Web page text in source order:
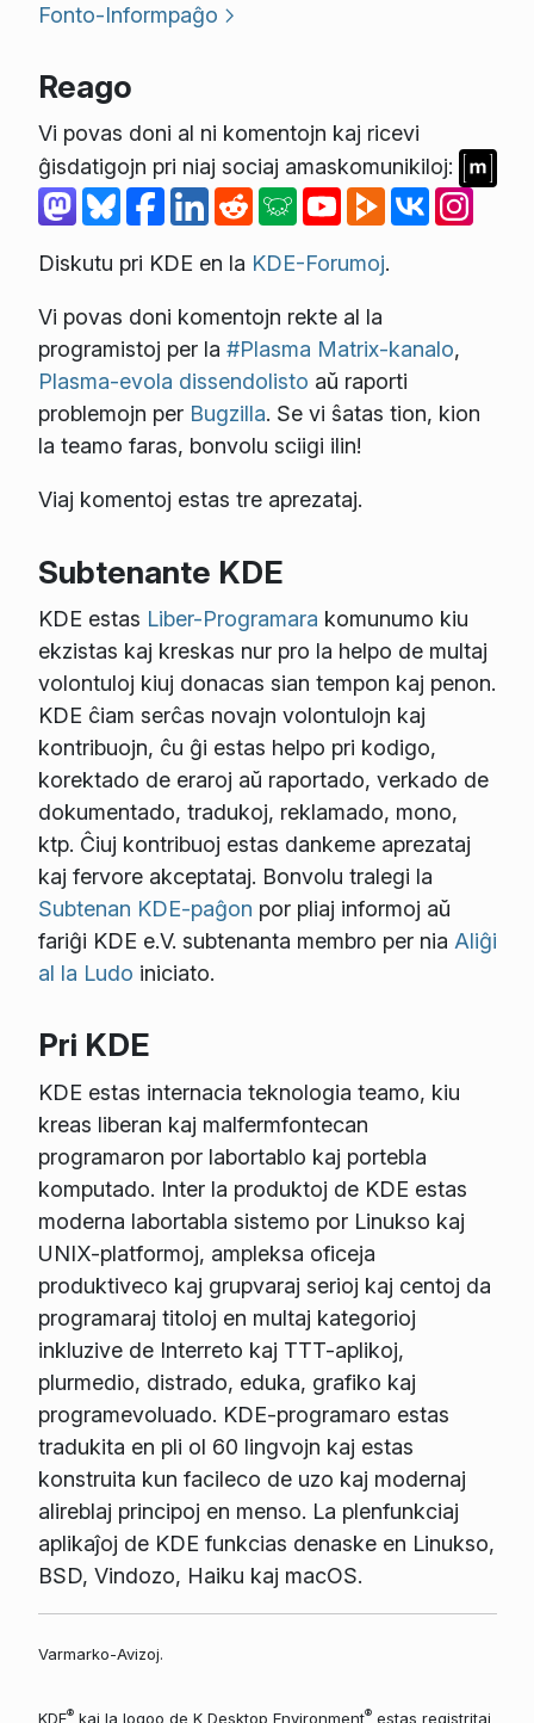
Fonto-Informpaĝo
Reago
Vi povas doni al ni komentojn kaj ricevi
ĝisdatigojn pri niaj sociaj amaskomunikiloj:
Diskutu pri KDE en la KDE-Forumoj.
Vi povas doni komentojn rekte al la
programistoj per la #Plasma Matrix-kanalo,
Plasma-evola dissendolisto aŭ raporti
problemojn per Bugzilla. Se vi ŝatas tion, kion
la teamo faras, bonvolu sciigi ilin!
Viaj komentoj estas tre aprezataj.
Subtenante KDE
KDE estas Liber-Programara komunumo kiu
ekzistas kaj kreskas nur pro la helpo de multaj
volontuloj kiuj donacas sian tempon kaj penon.
KDE ĉiam serĉas novajn volontulojn kaj
kontribuojn, ĉu ĝi estas helpo pri kodigo,
korektado de eraroj aŭ raportado, verkado de
dokumentado, tradukoj, reklamado, mono,
ktp. Ĉiuj kontribuoj estas dankeme aprezataj
kaj fervore akceptataj. Bonvolu tralegi la
Subtenan KDE-paĝon por pliaj informoj aŭ
fariĝi KDE e.V. subtenanta membro per nia Aliĝi
al la Ludo iniciato.
Pri KDE
KDE estas internacia teknologia teamo, kiu
kreas liberan kaj malfermfontecan
programaron por labortablo kaj portebla
komputado. Inter la produktoj de KDE estas
moderna labortabla sistemo por Linukso kaj
UNIX-platformoj, ampleksa oficeja
produktiveco kaj grupvaraj serioj kaj centoj da
programaraj titoloj en multaj kategorioj
inkluzive de Interreto kaj TTT-aplikoj,
plurmedio, distrado, eduka, grafiko kaj
programevoluado. KDE-programaro estas
tradukita en pli ol 60 lingvojn kaj estas
konstruita kun facileco de uzo kaj modernaj
alireblaj principoj en menso. La plenfunkciaj
aplikaĵoj de KDE funkcias denaske en Linukso,
BSD, Vindozo, Haiku kaj macOS.
Varmarko-Avizoj.
KDE®kaj la logoo de K Desktop Environment®estas registritaj